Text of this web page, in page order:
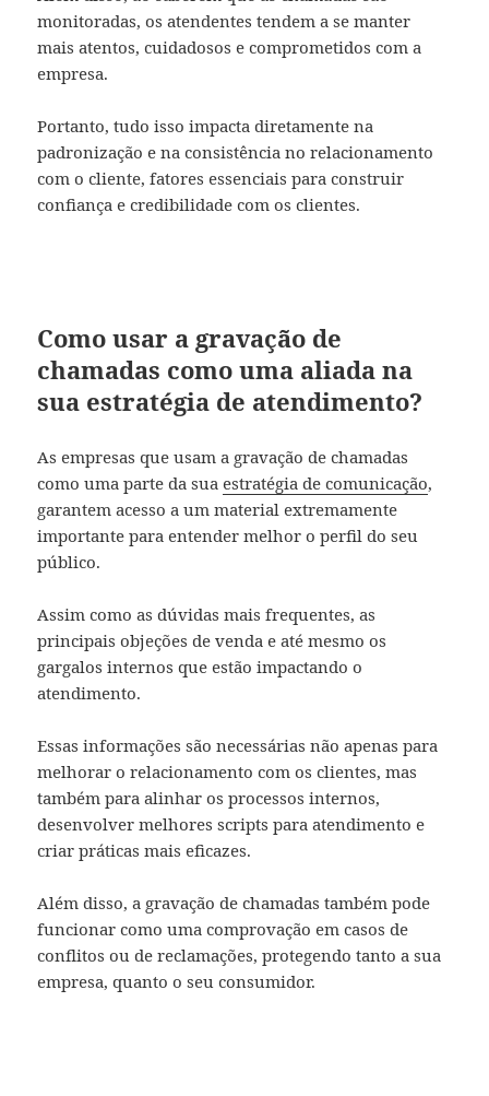
monitoradas, os atendentes tendem a se manter
mais atentos, cuidadosos e comprometidos com a
empresa.
Portanto, tudo isso impacta diretamente na
padronização e na consistência no relacionamento
com o cliente, fatores essenciais para construir
confiança e credibilidade com os clientes.
Como usar a gravação de
chamadas como uma aliada na
sua estratégia de atendimento?
As empresas que usam a gravação de chamadas
como uma parte da sua estratégia de comunicação,
garantem acesso a um material extremamente
importante para entender melhor o perfil do seu
público.
Assim como as dúvidas mais frequentes, as
principais objeções de venda e até mesmo os
gargalos internos que estão impactando o
atendimento.
Essas informações são necessárias não apenas para
melhorar o relacionamento com os clientes, mas
também para alinhar os processos internos,
desenvolver melhores scripts para atendimento e
criar práticas mais eficazes.
Além disso, a gravação de chamadas também pode
funcionar como uma comprovação em casos de
conflitos ou de reclamações, protegendo tanto a sua
empresa, quanto o seu consumidor.